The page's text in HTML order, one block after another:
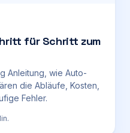
für Schritt zum
Anleitung, wie Auto-
die Abläufe, Kosten,
Fehler.